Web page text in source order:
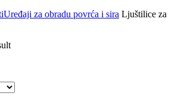
Uređaji za obradu povrća i sira Ljuštilice za